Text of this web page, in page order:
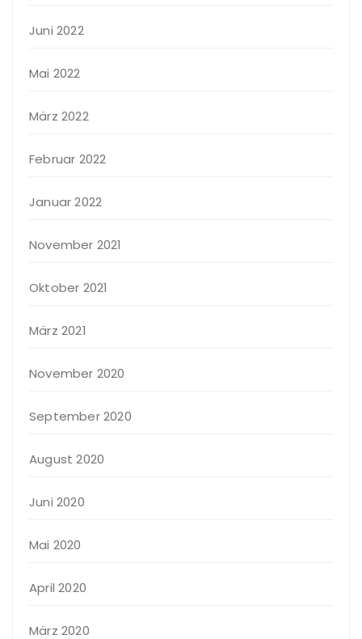
Juni 2022
Mai 2022
März 2022
Februar 2022
Januar 2022
November 2021
Oktober 2021
März 2021
November 2020
September 2020
August 2020
Juni 2020
Mai 2020
April 2020
März 2020